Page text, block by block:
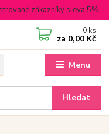
zákazníky sleva 5%.
Menu
Hledat
0 ks
za 0,00 Kč